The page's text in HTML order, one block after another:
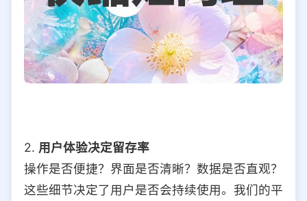
2. 用户体验决定留存率
操作是否便捷？界面是否清晰？数据是否直观？
这些细节决定了用户是否会持续使用。我们的平